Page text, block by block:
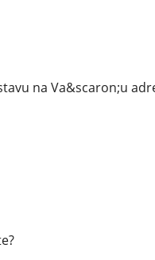
na Va&scaron;u